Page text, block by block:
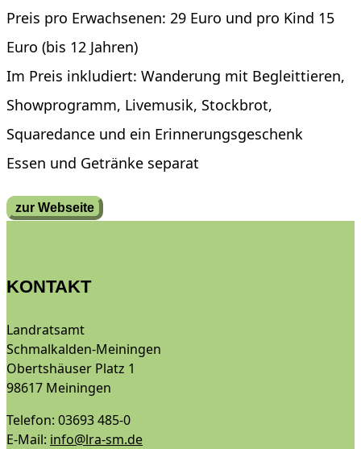
Preis pro Erwachsenen: 29 Euro und pro Kind 15
Euro (bis 12 Jahren)
Im Preis inkludiert: Wanderung mit Begleittieren,
Showprogramm, Livemusik, Stockbrot,
Squaredance und ein Erinnerungsgeschenk
Essen und Getränke separat
zur Webseite
KONTAKT
Landratsamt
Schmalkalden-Meiningen
Obertshäuser Platz 1
98617 Meiningen
Telefon: 03693 485-0
E-Mail: info@lra-sm.de